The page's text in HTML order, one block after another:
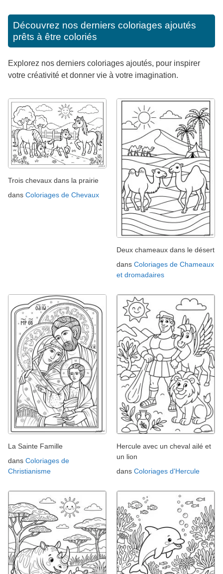
Découvrez nos derniers coloriages ajoutés
prêts à être coloriés
Explorez nos derniers coloriages ajoutés, pour inspirer
votre créativité et donner vie à votre imagination.
Trois chevaux dans la prairie
dans Coloriages de Chevaux
Deux chameaux dans le désert
dans Coloriages de Chameaux
et dromadaires
La Sainte Famille
dans Coloriages de
Christianisme
Hercule avec un cheval ailé et
un lion
dans Coloriages d'Hercule